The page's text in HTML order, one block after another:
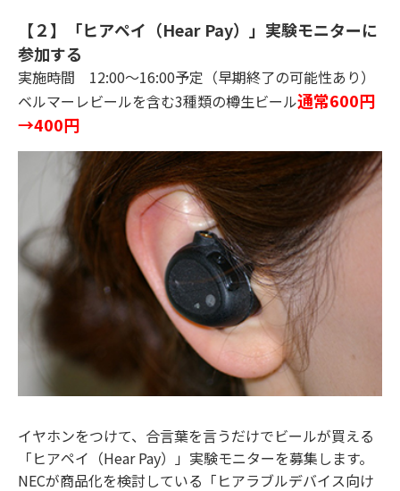
【２】「ヒアペイ（Hear Pay）」実験モニターに
参加する
実施時間 12:00～16:00予定（早期終了の可能性あり）
ベルマーレビールを含む3種類の樽生ビール通常600円
→400円
イヤホンをつけて、合言葉を言うだけでビールが買える
「ヒアペイ（Hear Pay）」実験モニターを募集します。
NECが商品化を検討している「ヒアラブルデバイス向け